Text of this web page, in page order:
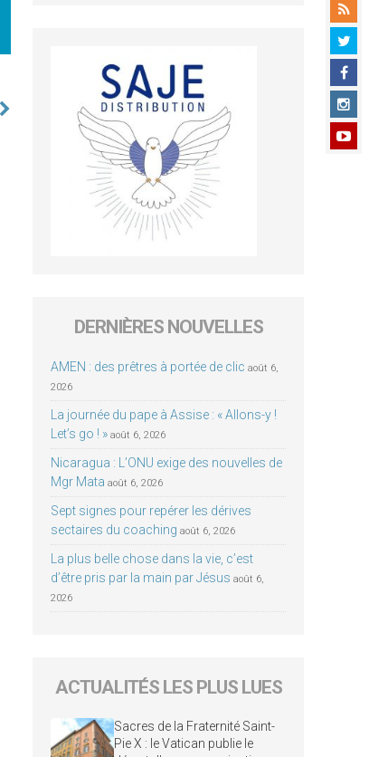
DERNIÈRES NOUVELLES
AMEN : des prêtres à portée de clic août 6,
2026
La journée du pape à Assise : « Allons-y !
Let’s go ! » août 6, 2026
Nicaragua : L’ONU exige des nouvelles de
Mgr Mata août 6, 2026
Sept signes pour repérer les dérives
sectaires du coaching août 6, 2026
La plus belle chose dans la vie, c’est
d’être pris par la main par Jésus août 6,
2026
ACTUALITÉS LES PLUS LUES
Sacres de la Fraternité Saint-
Pie X : le Vatican publie le